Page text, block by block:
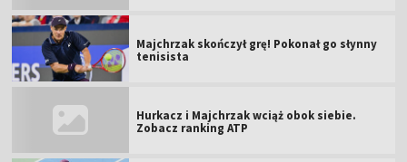
Majchrzak skończył grę! Pokonał go słynny
tenisista
Hurkacz i Majchrzak wciąż obok siebie.
Zobacz ranking ATP